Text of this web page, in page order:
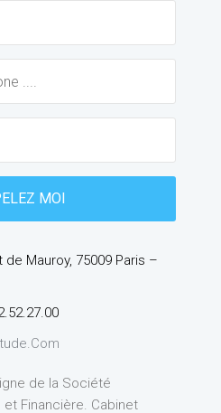
Mauroy, 75009 Paris –
de la Société
et Financière. Cabinet